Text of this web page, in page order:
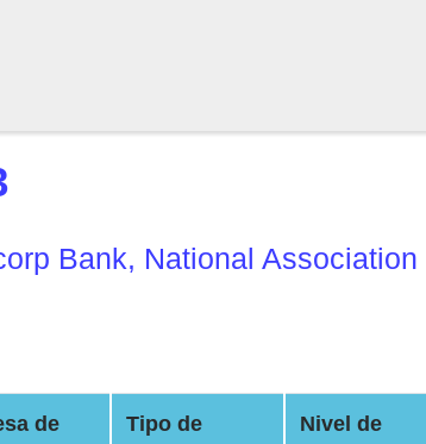
Bank, National Association
de
Tipo de
Nivel de